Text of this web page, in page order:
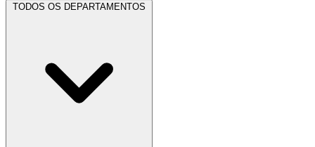
TODOS OS DEPARTAMENTOS